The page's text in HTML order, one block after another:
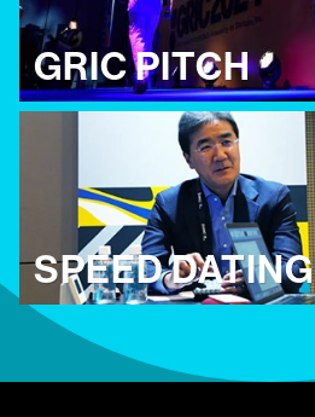
GRIC PITCH
SPEED DATING